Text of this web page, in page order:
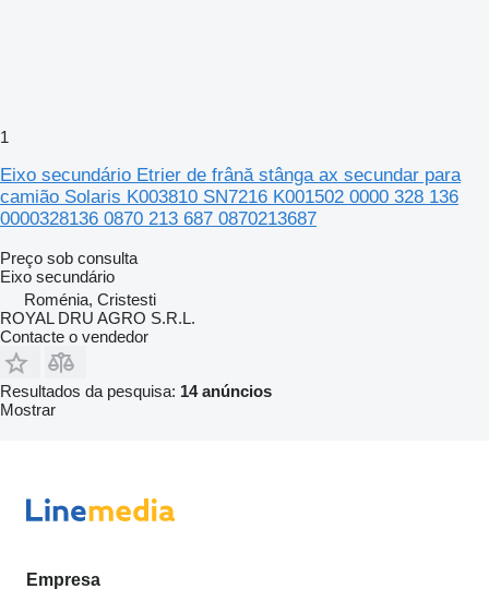
1
Eixo secundário Etrier de frână stânga ax secundar para
camião Solaris K003810 SN7216 K001502 0000 328 136
0000328136 0870 213 687 0870213687
Preço sob consulta
Eixo secundário
Roménia, Cristesti
ROYAL DRU AGRO S.R.L.
Contacte o vendedor
Resultados da pesquisa: 14 anúncios
Mostrar
Empresa